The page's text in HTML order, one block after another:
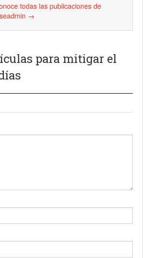
todas las publicaciones de
→
para mitigar el